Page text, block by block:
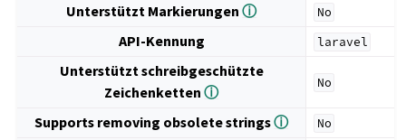
Unterstützt Markierungenⓘ No
API-Kennung laravel
Unterstützt schreibgeschützte
Zeichenkettenⓘ
No
Supports removing obsolete stringsⓘ No